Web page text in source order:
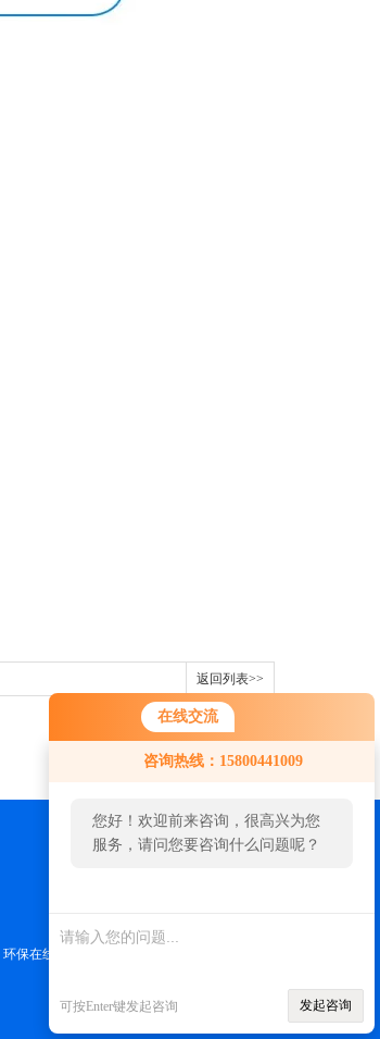
在线交流
咨询热线：15800441009
您好！欢迎前来咨询，很高兴为您
服务，请问您要咨询什么问题呢？
可按Enter键发起咨询 发起咨询
返回列表>>
环保在线